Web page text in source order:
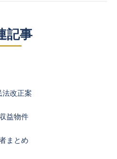
記事
法改正案
益物件
まとめ